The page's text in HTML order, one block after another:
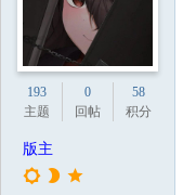
193
主题
0
回帖
58
积分
版主